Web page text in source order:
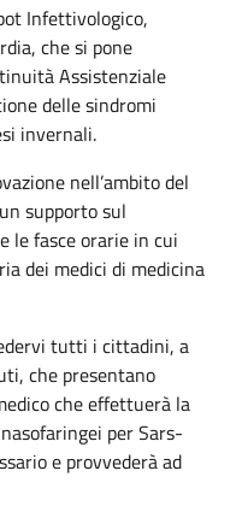
Infettivologico,
che si pone
Assistenziale
delle sindromi
invernali.
nell’ambito del
supporto sul
fasce orarie in cui
dei medici di medicina
tutti i cittadini, a
che presentano
che effettuerà la
per Sars-
e provvederà ad